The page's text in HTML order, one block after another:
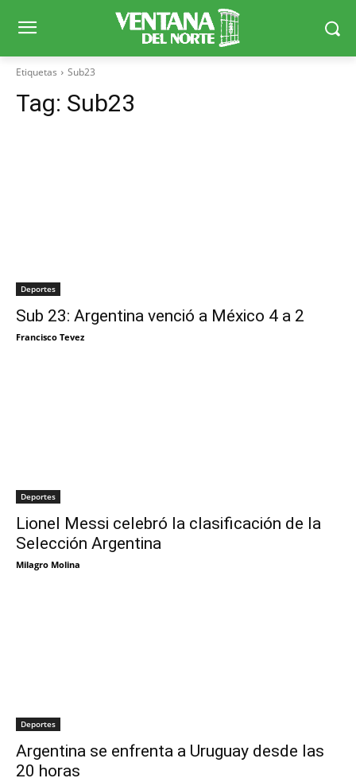
Etiquetas Sub23
Tag: Sub23
Deportes
Sub 23: Argentina venció a México 4 a 2
Francisco Tevez
Deportes
Lionel Messi celebró la clasificación de la
Selección Argentina
Milagro Molina
Deportes
Argentina se enfrenta a Uruguay desde las
20 horas